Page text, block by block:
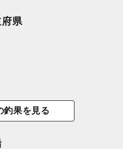
県
釣果を見る